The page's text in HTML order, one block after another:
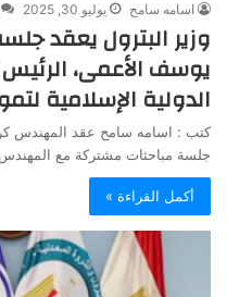
اسامه سامح يوليو 30, 2025
وزير البترول يعقد
يوسف الأعمى،
الدولية الإسلامية
كتب : اسامه سامح عقد المهندس
جلسة مباحثات مشتركة مع
أكمل القراءة »